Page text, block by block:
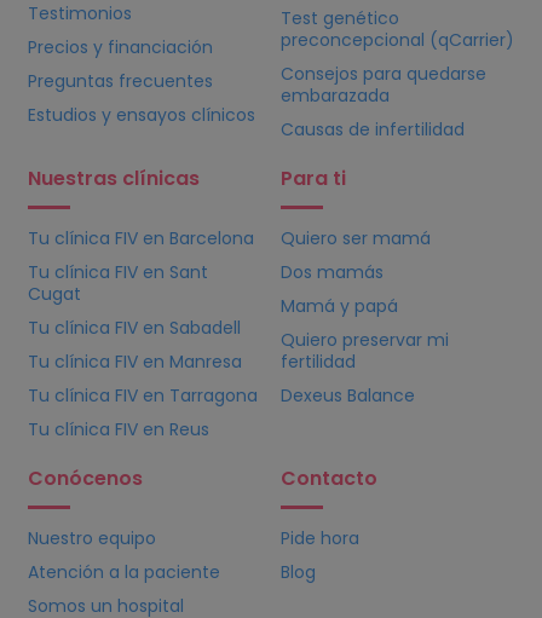
Testimonios
Precios y financiación
Preguntas frecuentes
Estudios y ensayos clínicos
Test genético
preconcepcional (qCarrier)
Consejos para quedarse
embarazada
Causas de infertilidad
Nuestras clínicas
Tu clínica FIVen Barcelona
Tu clínica FIVen Sant
Cugat
Tu clínica FIVen Sabadell
Tu clínica FIVen Manresa
Tu clínica FIVen Tarragona
Tu clínica FIVen Reus
Para ti
Quiero ser mamá
Dos mamás
Mamá y papá
Quiero preservar mi
fertilidad
Dexeus Balance
Conócenos
Nuestro equipo
Atención a la paciente
Somos un hospital
Contacto
Pide hora
Blog